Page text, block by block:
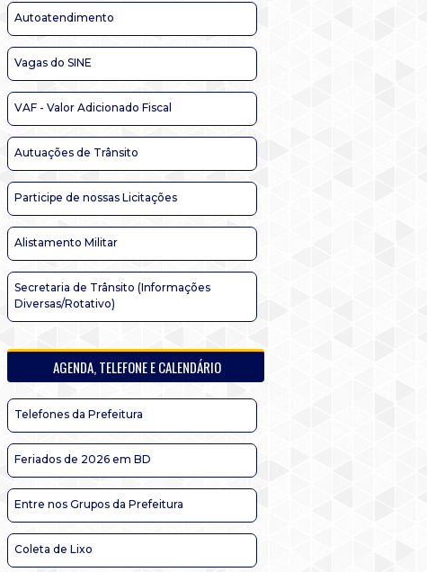
Autoatendimento
Vagas do SINE
VAF - Valor Adicionado Fiscal
Autuações de Trânsito
Participe de nossas Licitações
Alistamento Militar
Secretaria de Trânsito (Informações
Diversas/Rotativo)
AGENDA, TELEFONE E CALENDÁRIO
Telefones da Prefeitura
Feriados de 2026 em BD
Entre nos Grupos da Prefeitura
Coleta de Lixo